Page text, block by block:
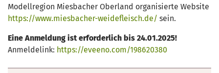
Modellregion Miesbacher Oberland organisierte Website
https://www.miesbacher-weidefleisch.de/ sein.
Eine Anmeldung ist erforderlich bis 24.01.2025!
Anmeldelink: https://eveeno.com/198620380